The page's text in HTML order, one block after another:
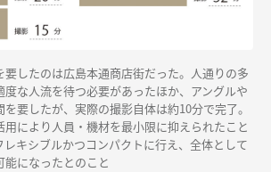
したのは広島本通商店街だった。人通りの多
度な人流を待つ必要があったほか、アングルや
要したが、実際の撮影自体は約10分で完了。
により人員・機材を最小限に抑えられたこと
レキシブルかつコンパクトに行え、全体として
になったとのこと